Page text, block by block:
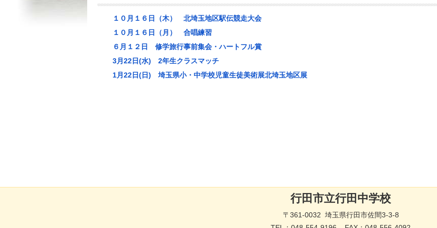
１０月１６日（木） 北埼玉地区駅伝競走大会
１０月１６日（月） 合唱練習
６月１２日 修学旅行事前集会・ハートフル賞
3月22日(水) 2年生クラスマッチ
1月22日(日) 埼玉県小・中学校児童生徒美術展北埼玉地区展
行田市立行田中学校
〒361-0032 埼玉県行田市佐間3-3-8